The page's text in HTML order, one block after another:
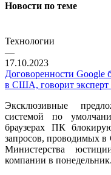
Новости по теме
Технологии
—
17.10.2023
Договоренности Google
в США, говорит
Эксклюзивные
системой по
браузерах ПК
запросов, проводимых
Министерства
компании в понедельник.